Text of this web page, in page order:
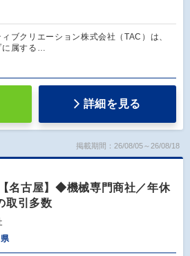
ブクリエーション株式会社（TAC）は、
に属する…
詳細を見る
掲載期間：26/08/05～26/08/18
名古屋】◆機械専門商社／年休
取引多数